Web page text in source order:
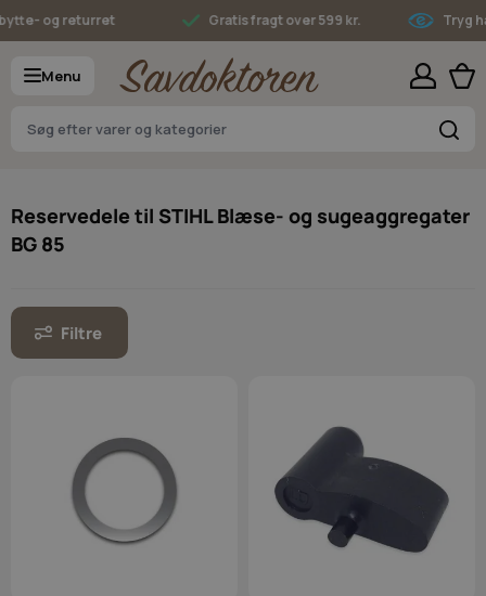
Skip to Content
og returret Gratis fragt over 599 kr. Tryg
Menu
Reservedele til STIHL Blæse- og sugeaggregater
BG 85
Filtre